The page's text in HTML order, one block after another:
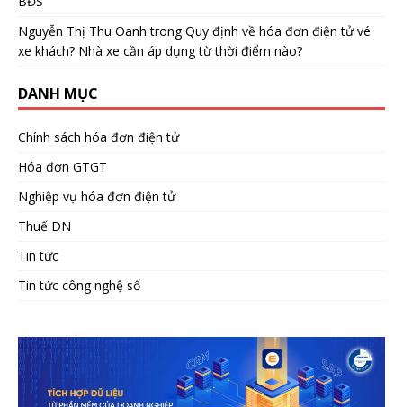
Nguyễn Thị Thu Oanh trongQuy định về hóa đơn điện tử vé
xe khách? Nhà xe cần áp dụng từ thời điểm nào?
DANH MỤC
Chính sách hóa đơn điện tử
Hóa đơn GTGT
Nghiệp vụ hóa đơn điện tử
Thuế DN
Tin tức
Tin tức công nghệ số